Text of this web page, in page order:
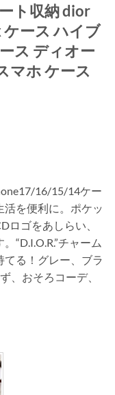
ト収納 dior
ース ハイブ
ス ディオー
マホ ケース
16/15/14ケー
活を便利に。ポケッ
ロゴをあしらい、
“D.I.O.R.”チャーム
てる！グレー、ブラ
、おそろコーデ、